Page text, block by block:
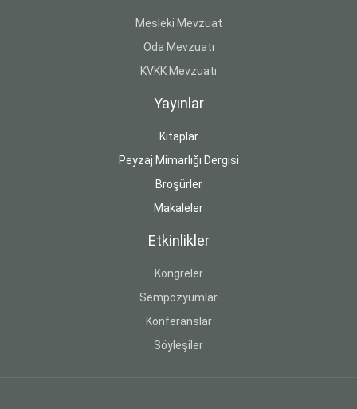
Mesleki Mevzuat
Oda Mevzuatı
KVKK Mevzuatı
Yayınlar
Kitaplar
Peyzaj Mimarlığı Dergisi
Broşürler
Makaleler
Etkinlikler
Kongreler
Sempozyumlar
Konferanslar
Söyleşiler